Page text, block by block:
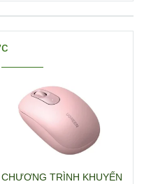
CHƯƠNG TRÌNH KHUYẾN